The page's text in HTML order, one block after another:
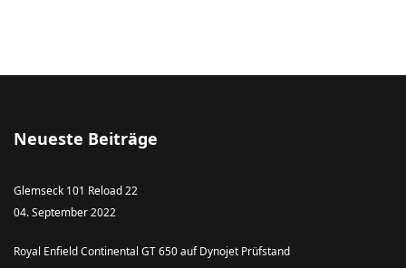
Neueste Beiträge
Glemseck 101 Reload 22
04. September 2022
Royal Enfield Continental GT 650 auf Dynojet Prüfstand